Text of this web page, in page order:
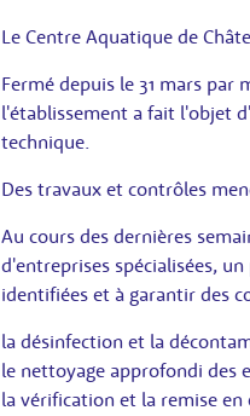
Le Centre Aquatique de
Fermé depuis le 31 mars par
l'établissement a fait l'objet
technique.
Des travaux et contrôles
Au cours des dernières
d'entreprises spécialisées,
identifiées et à garantir des
la désinfection et la
le nettoyage approfondi des
la vérification et la remise